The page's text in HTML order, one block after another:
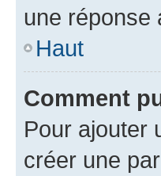
une réponse
Haut
Comment
Pour ajouter
créer une